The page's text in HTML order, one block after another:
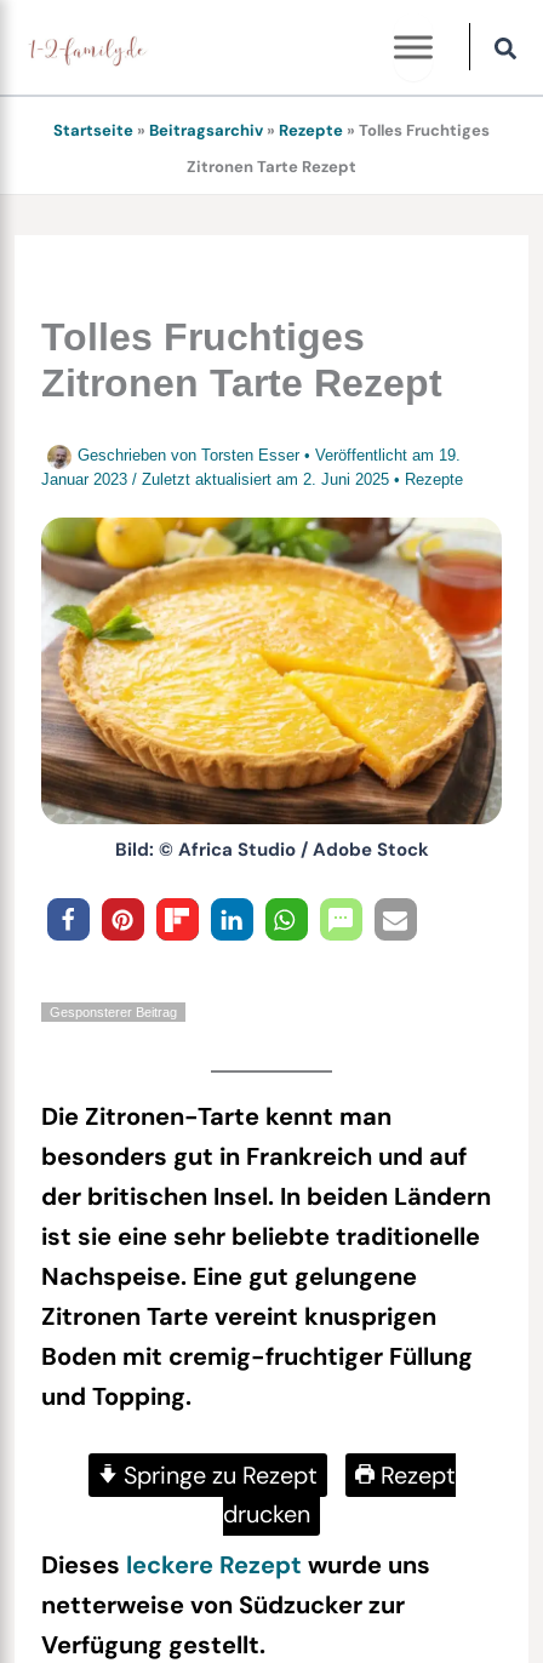
Inhalt
springen
Startseite » Beitragsarchiv » Rezepte » Tolles Fruchtiges
Zitronen Tarte Rezept
Tolles Fruchtiges
Zitronen Tarte Rezept
Geschrieben von Torsten Esser • Veröffentlicht am 19.
Januar 2023 / Zuletzt aktualisiert am 2. Juni 2025• Rezepte
Bild: © Africa Studio / Adobe Stock
Gesponsterer Beitrag
Die Zitronen-Tarte kennt man
besonders gut in Frankreich und auf
der britischen Insel. In beiden Ländern
ist sie eine sehr beliebte traditionelle
Nachspeise. Eine gut gelungene
Zitronen Tarte vereint knusprigen
Boden mit cremig-fruchtiger Füllung
und Topping.
Springe zu Rezept
Rezept
drucken
Dieses leckere Rezept wurde uns
netterweise von Südzucker zur
Verfügung gestellt.